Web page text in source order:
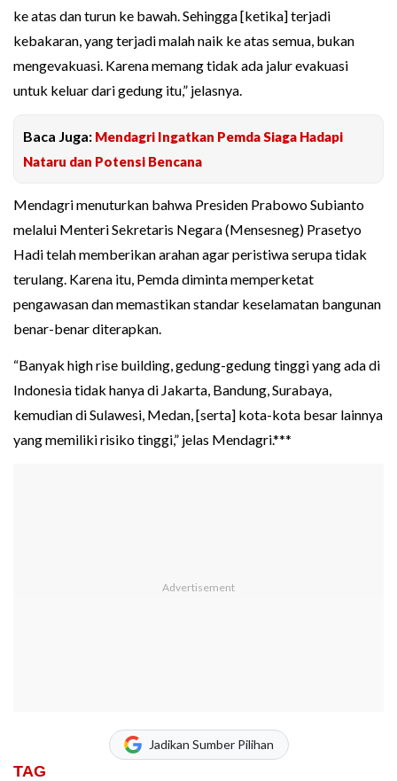
ke atas dan turun ke bawah. Sehingga [ketika] terjadi
kebakaran, yang terjadi malah naik ke atas semua, bukan
mengevakuasi. Karena memang tidak ada jalur evakuasi
untuk keluar dari gedung itu,” jelasnya.
Baca Juga: Mendagri Ingatkan Pemda Siaga Hadapi
Nataru dan Potensi Bencana
Mendagri menuturkan bahwa Presiden Prabowo Subianto
melalui Menteri Sekretaris Negara (Mensesneg) Prasetyo
Hadi telah memberikan arahan agar peristiwa serupa tidak
terulang. Karena itu, Pemda diminta memperketat
pengawasan dan memastikan standar keselamatan bangunan
benar-benar diterapkan.
“Banyak high rise building, gedung-gedung tinggi yang ada di
Indonesia tidak hanya di Jakarta, Bandung, Surabaya,
kemudian di Sulawesi, Medan, [serta] kota-kota besar lainnya
yang memiliki risiko tinggi,” jelas Mendagri.***
Jadikan Sumber Pilihan
TAG